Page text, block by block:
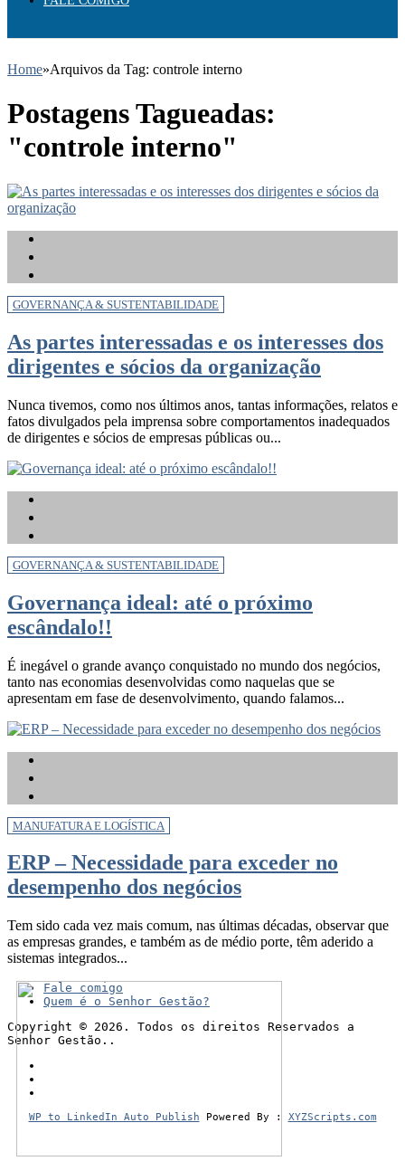
Home»Arquivos da Tag: controle interno
Postagens Tagueadas:
"controle interno"
GOVERNANÇA & SUSTENTABILIDADE
As partes interessadas e os interesses dos
dirigentes e sócios da organização
Nunca tivemos, como nos últimos anos, tantas informações, relatos e
fatos divulgados pela imprensa sobre comportamentos inadequados
de dirigentes e sócios de empresas públicas ou...
GOVERNANÇA & SUSTENTABILIDADE
Governança ideal: até o próximo
escândalo!!
É inegável o grande avanço conquistado no mundo dos negócios,
tanto nas economias desenvolvidas como naquelas que se
apresentam em fase de desenvolvimento, quando falamos...
MANUFATURA E LOGÍSTICA
ERP – Necessidade para exceder no
desempenho dos negócios
Tem sido cada vez mais comum, nas últimas décadas, observar que
as empresas grandes, e também as de médio porte, têm aderido a
sistemas integrados...
Fale comigo
Quem é o Senhor Gestão?
Copyright © 2026. Todos os direitos Reservados a
Senhor Gestão..
WP to LinkedIn Auto Publish Powered By : XYZScripts.com